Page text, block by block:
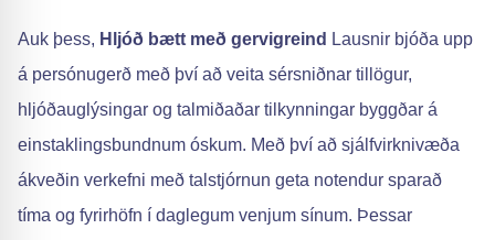
Auk þess, Hljóð bætt með gervigreind Lausnir bjóða upp
á persónugerð með því að veita sérsniðnar tillögur,
hljóðauglýsingar og talmiðaðar tilkynningar byggðar á
einstaklingsbundnum óskum. Með því að sjálfvirknivæða
ákveðin verkefni með talstjórnun geta notendur sparað
tíma og fyrirhöfn í daglegum venjum sínum. Þessar